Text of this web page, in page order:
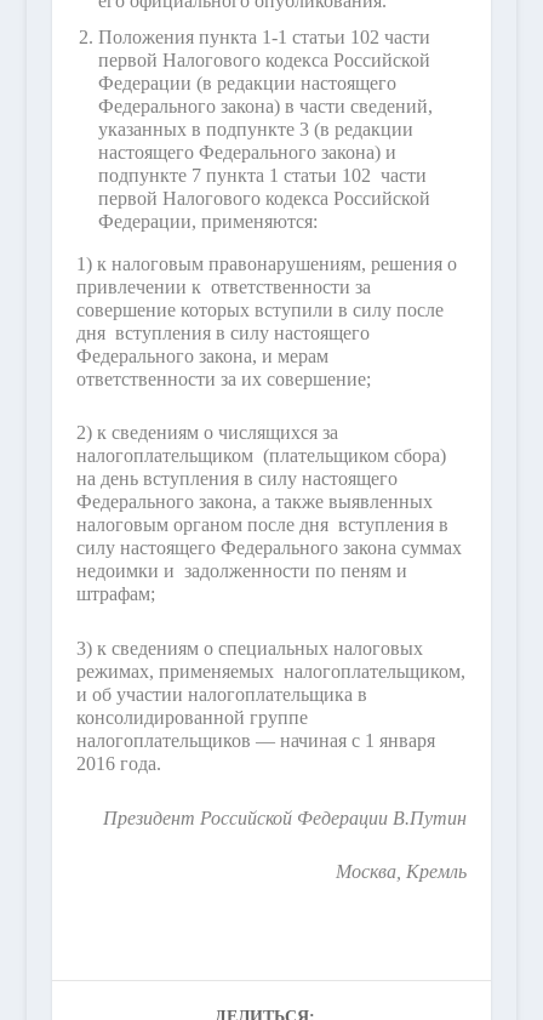
Положения пункта 1-1 статьи 102 части
первой Налогового кодекса Российской
Федерации (в редакции настоящего
Федерального закона) в части сведений,
указанных в подпункте 3 (в редакции
настоящего Федерального закона) и
подпункте 7 пункта 1 статьи 102 части
первой Налогового кодекса Российской
Федерации, применяются:
1) к налоговым правонарушениям, решения о
привлечении к ответственности за
совершение которых вступили в силу после
дня вступления в силу настоящего
Федерального закона, и мерам
ответственности за их совершение;
2) к сведениям о числящихся за
налогоплательщиком (плательщиком сбора)
на день вступления в силу настоящего
Федерального закона, а также выявленных
налоговым органом после дня вступления в
силу настоящего Федерального закона суммах
недоимки и задолженности по пеням и
штрафам;
3) к сведениям о специальных налоговых
режимах, применяемых налогоплательщиком,
и об участии налогоплательщика в
консолидированной группе
налогоплательщиков — начиная с 1 января
2016 года.
Президент Российской Федерации В.Путин
Москва, Кремль